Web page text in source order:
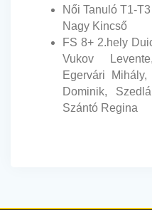
Női Tanuló T1-
Nagy Kincső
FS 8+ 2.hely
Vukov
Egervári
Dominik,
Szántó Regina